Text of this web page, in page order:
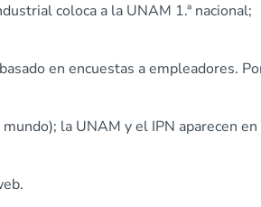
coloca a la UNAM 1.ª nacional;
en encuestas a empleadores.
la UNAM y el IPN aparecen en